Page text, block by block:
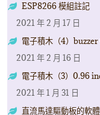
ESP8266 模組註記
2021 年 2 月 17 日
電子積木（4）buzzer
2021 年 2 月 16 日
電子積木（3）0.96
2021 年 1 月 31 日
直流馬達驅動板的軟